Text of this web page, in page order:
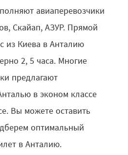
авиаперевозчики
Скайап, АЗУР. Прямой
из Киева в Анталию
2, 5 часа. Многие
предлагают
в эконом классе
Вы можете оставить
оптимальный
в Анталию.